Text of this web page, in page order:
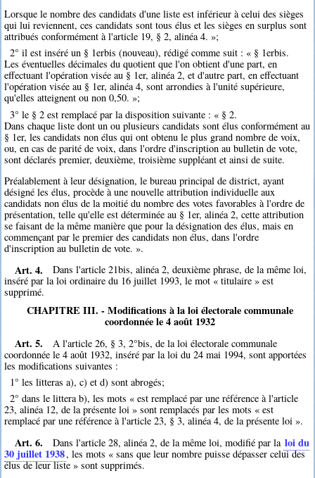
Lorsque le nombre des candidats d'une liste est inférieur à celui des sièges
qui lui reviennent, ces candidats sont tous élus et les sièges en surplus sont
attribués conformément à l'article 19, § 2, alinéa 4. »;
2° il est inséré un § 1erbis (nouveau), rédigé comme suit : « § 1erbis.
Les éventuelles décimales du quotient que l'on obtient d'une part, en
effectuant l'opération visée au § 1er, alinéa 2, et d'autre part, en effectuant
l'opération visée au § 1er, alinéa 4, sont arrondies à l'unité supérieure,
qu'elles atteignent ou non 0,50. »;
3° le § 2 est remplacé par la disposition suivante : « § 2.
Dans chaque liste dont un ou plusieurs candidats sont élus conformément au
§ 1er, les candidats non élus qui ont obtenu le plus grand nombre de voix,
ou, en cas de parité de voix, dans l'ordre d'inscription au bulletin de vote,
sont déclarés premier, deuxième, troisième suppléant et ainsi de suite.
Préalablement à leur désignation, le bureau principal de district, ayant
désigné les élus, procède à une nouvelle attribution individuelle aux
candidats non élus de la moitié du nombre des votes favorables à l'ordre de
présentation, telle qu'elle est déterminée au § 1er, alinéa 2, cette attribution
se faisant de la même manière que pour la désignation des élus, mais en
commençant par le premier des candidats non élus, dans l'ordre
d'inscription au bulletin de vote. ».
Art. 4.
Dans l'article 21bis, alinéa 2, deuxième phrase, de la même loi,
inséré par la loi ordinaire du 16 juillet 1993, le mot « titulaire » est
supprimé.
CHAPITRE III. - Modifications à la loi électorale communale
coordonnée le 4 août 1932
Art. 5.
A l'article 26, § 3, 2°bis, de la loi électorale communale
coordonnée le 4 août 1932, inséré par la loi du 24 mai 1994, sont apportées
les modifications suivantes :
1° les litteras a), c) et d) sont abrogés;
2° dans le littera b), les mots « est remplacé par une référence à l'article
23, alinéa 12, de la présente loi » sont remplacés par les mots « est
remplacé par une référence à l'article 23, § 3, alinéa 4, de la présente loi ».
Art. 6. Dans l'article 28, alinéa 2, de la même loi, modifié par la loi du
30 juillet 1938, les mots « sans que leur nombre puisse dépasser celui des
élus de leur liste » sont supprimés.